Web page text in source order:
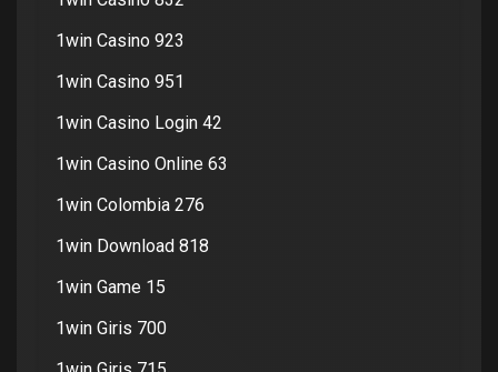
1win Casino 923
1win Casino 951
1win Casino Login 42
1win Casino Online 63
1win Colombia 276
1win Download 818
1win Game 15
1win Giris 700